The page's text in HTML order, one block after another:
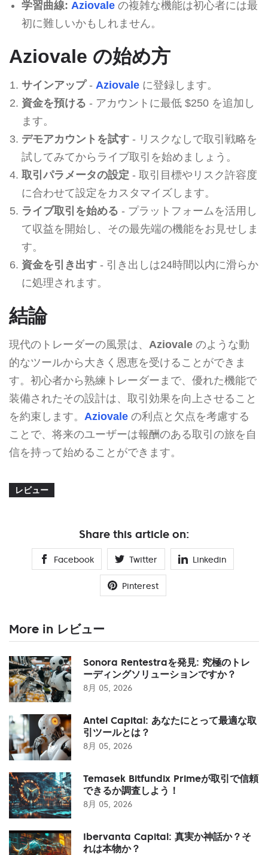
学習曲線: Aziovaleの複雑な機能は初心者には最
初に難しいかもしれません。
Aziovale の始め方
サインアップ- Aziovaleに登録します。
資金を預ける - アカウントに最低 $250 を追加し
ます。
デモアカウントを試す- リスクなしで取引戦略を
試してみてからライブ取引を始めましょう。
取引パラメータの設定 - 取引目標やリスク許容度
に合わせて設定をカスタマイズします。
ライブ取引を始める - プラットフォームを活用し
て収益を開始し、その最先端の機能をお見せしま
す。
資金を引き出す- 引き出しは24時間以内に滑らか
に処理されます。
結論
現代のトレーダーの風景は、 Aziovale のような動
的なツールから大きく恩恵を受けることができま
す。初心者から熟練トレーダーまで、優れた機能で
装備されたその設計は、取引効果を向上させること
を約束します。 Aziovale の利点と欠点を考慮する
ことで、将来のユーザーは報酬のある取引の旅を自
信を持って始めることができます。
レビュー
Share this article on:
Facebook Twitter Linkedin
Pinterest
More in レビュー
Sonora Rentestraを発見: 究極のトレ
ーディングソリューションですか？
8月 05, 2026
Antel Capital: あなたにとって最適な取
引ツールとは？
8月 05, 2026
Temasek Bitfundix Primeが取引で信頼
できるか調査しよう！
8月 05, 2026
Ibervanta Capital: 真実か神話か？そ
れは本物か？